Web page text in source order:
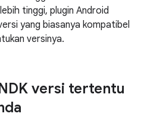
tinggi, plugin Android
yang biasanya kompatibel
versinya.
versi tertentu